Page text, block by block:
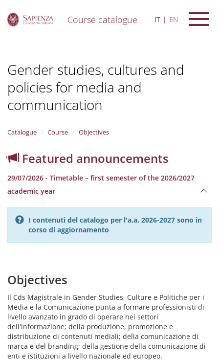
Course catalogue IT EN
Gender studies, cultures and
policies for media and
communication
Catalogue Course Objectives
Featured announcements
29/07/2026 - Timetable – first semester of the 2026/2027
academic year
I contenuti del catalogo per l'a.a. 2026-2027 sono in
corso di aggiornamento
Objectives
Il Cds Magistrale in Gender Studies, Culture e Politiche per i
Media e la Comunicazione punta a formare professionisti di
livello avanzato in grado di operare nei settori
dell'informazione; della produzione, promozione e
distribuzione di contenuti mediali; della comunicazione di
marca e del branding; della gestione della comunicazione di
enti e istituzioni a livello nazionale ed europeo.